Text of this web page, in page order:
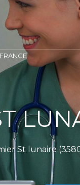
St lunaire